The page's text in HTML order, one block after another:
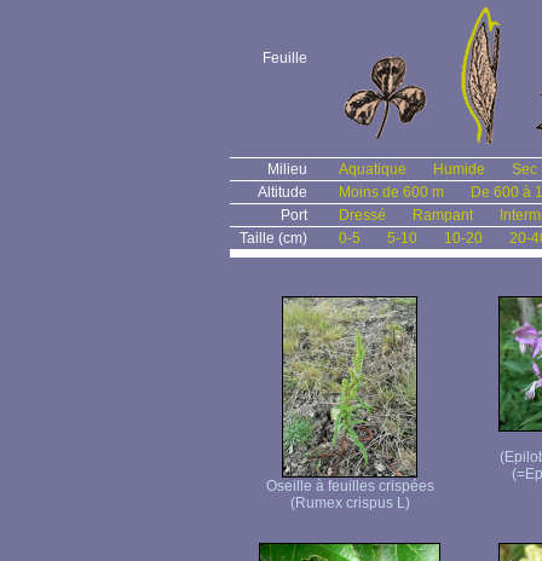
Feuille
Milieu Aquatique Humide
Sec
Altitude
Moins de 600 m
De 600 à
Port
Dressé Rampant
Taille (cm)
0-5 5-10 10-20 20-
Oseille à feuilles crispées
(Rumex crispus L)